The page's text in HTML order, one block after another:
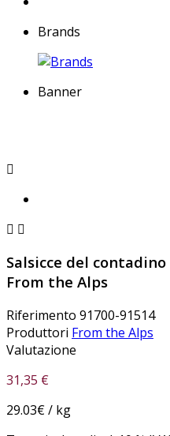
Brands
Banner

 
Salsicce del
From the Alps
Riferimento 91700-91514
Produttori From the Alps
Valutazione
31,35 €
29.03€ / kg